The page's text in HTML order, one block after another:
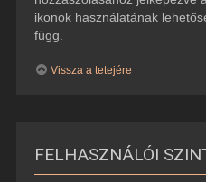
ikonok használatának
függ.
Vissza a tetejére
FELHASZNÁLÓI